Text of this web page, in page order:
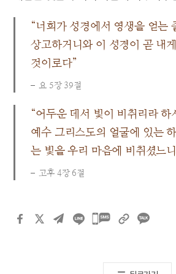
“너희가 성경에서 영생을 얻는
상고하거니와 이 성경이 곧 내
것이로다”
요 5장 39절
“어두운 데서 빛이 비취리라 하
예수 그리스도의 얼굴에 있는
는 빛을 우리 마음에 비취셨느
고후 4장 6절
카카오톡